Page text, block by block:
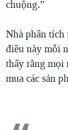
chuộng.”
Nhà phân
điều này mỗi
thấy rằng mọi
mua các sản